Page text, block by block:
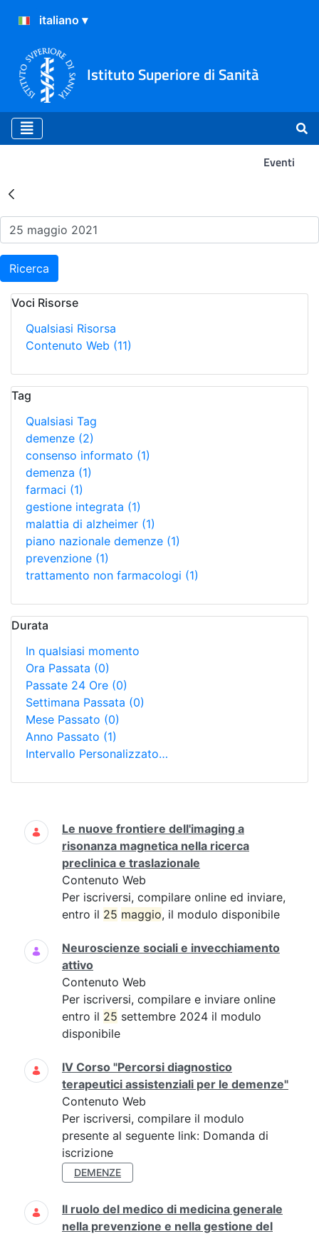
Istituto Superiore di Sanità
Eventi
Risultati della Ricerca -
Ricerca
Voci Risorse
Qualsiasi Risorsa
Contenuto Web (11)
Tag
Qualsiasi Tag
demenze (2)
consenso informato (1)
demenza (1)
farmaci (1)
gestione integrata (1)
malattia di alzheimer (1)
piano nazionale demenze (1)
prevenzione (1)
trattamento non farmacologi (1)
Durata
In qualsiasi momento
Ora Passata (0)
Passate 24 Ore (0)
Settimana Passata (0)
Mese Passato (0)
Anno Passato (1)
Intervallo Personalizzato…
Ricerca
Le nuove frontiere dell'imaging a
risonanza magnetica nella ricerca
preclinica e traslazionale
Contenuto Web
Per iscriversi, compilare online ed inviare,
entro il 25 maggio, il modulo disponibile
Neuroscienze sociali e invecchiamento
attivo
Contenuto Web
Per iscriversi, compilare e inviare online
entro il 25 settembre 2024 il modulo
disponibile
IV Corso "Percorsi diagnostico
terapeutici assistenziali per le demenze"
Contenuto Web
Per iscriversi, compilare il modulo
presente al seguente link: Domanda di
iscrizione
DEMENZE
Il ruolo del medico di medicina generale
nella prevenzione e nella gestione del